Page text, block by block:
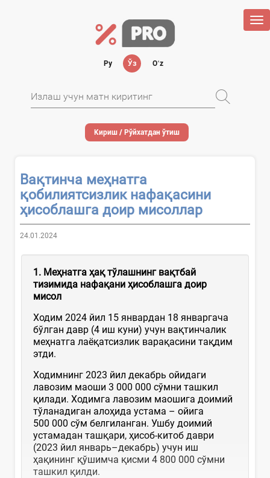
Ру Ўз Oʻz
Кириш / Рўйхатдан ўтиш
Вақтинча меҳнатга
қобилиятсизлик нафақасини
ҳисоблашга доир мисоллар
24.01.2024
1. Меҳнатга ҳақ тўлашнинг вақтбай
тизимида нафақани ҳисоблашга доир
мисол
Ходим 2024 йил 15 январдан 18 январгача
бўлган давр (4 иш куни) учун вақтинчалик
меҳнатга лаёқатсизлик варақасини тақдим
этди.
Ходимнинг 2023 йил декабрь ойидаги
лавозим маоши 3 000 000 сўмни ташкил
қилади. Ходимга лавозим маошига доимий
тўланадиган алоҳида устама – ойига
500 000 сўм белгиланган. Ушбу доимий
устамадан ташқари, ҳисоб-китоб даври
(2023 йил январь–декабрь) учун иш
ҳақининг қўшимча қисми 4 800 000 сўмни
ташкил қилди.